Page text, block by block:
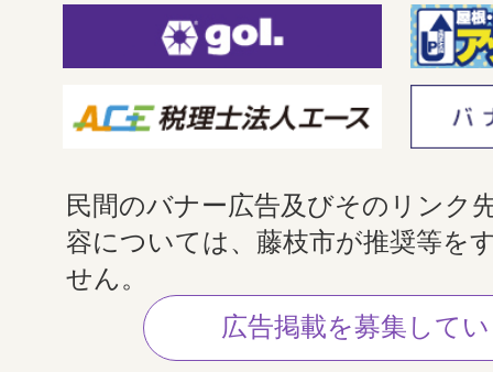
民間のバナー広告及びそのリンク
容については、藤枝市が推奨等を
せん。
広告掲載を募集して